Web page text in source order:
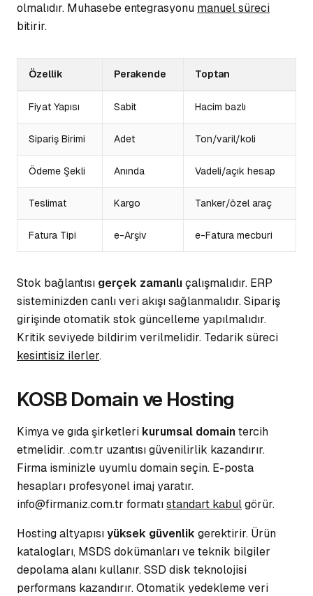
olmalıdır. Muhasebe entegrasyonu manuel süreci
bitirir.
Özellik Perakende Toptan
Fiyat Yapısı Sabit Hacim bazlı
Sipariş Birimi Adet Ton/varil/koli
Ödeme Şekli Anında Vadeli/açık hesap
Teslimat Kargo Tanker/özel araç
Fatura Tipi e-Arşiv e-Fatura mecburi
Stok bağlantısı gerçek zamanlıçalışmalıdır. ERP
sisteminizden canlı veri akışı sağlanmalıdır. Sipariş
girişinde otomatik stok güncellemeyapılmalıdır.
Kritik seviyede bildirim verilmelidir. Tedarik süreci
kesintisiz ilerler.
KOSB Domain ve Hosting
Kimya ve gıda şirketleri kurumsal domaintercih
etmelidir. .com.tr uzantısı güvenilirlik kazandırır.
Firma isminizle uyumlu domain seçin. E-posta
hesapları profesyonel imaj yaratır.
info@firmaniz.com.tr formatıstandart kabulgörür.
Hosting altyapısıyüksek güvenlik gerektirir. Ürün
katalogları, MSDS dokümanları ve teknik bilgiler
depolama alanı kullanır. SSD disk teknolojisi
performans kazandırır.Otomatik yedeklemeveri